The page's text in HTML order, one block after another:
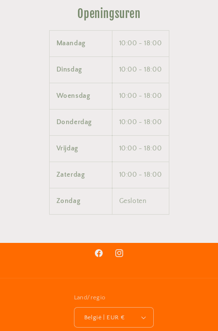
Openingsuren
Maandag 10:00 - 18:00
Dinsdag 10:00 - 18:00
Woensdag 10:00 - 18:00
Donderdag 10:00 - 18:00
Vrijdag 10:00 - 18:00
Zaterdag 10:00 - 18:00
Zondag Gesloten
FacebookInstagram
Land/regio
België | EUR €